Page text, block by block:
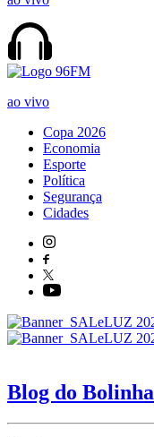
ao vivo
Copa 2026
Economia
Esporte
Política
Segurança
Cidades
Blog do Bolinha